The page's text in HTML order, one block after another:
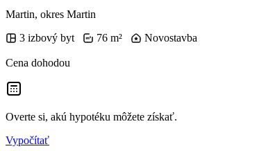
Martin, okres Martin
3 izbový byt
76 m² Novostavba
Cena dohodou
Overte si, akú hypotéku môžete získať.
Vypočítať